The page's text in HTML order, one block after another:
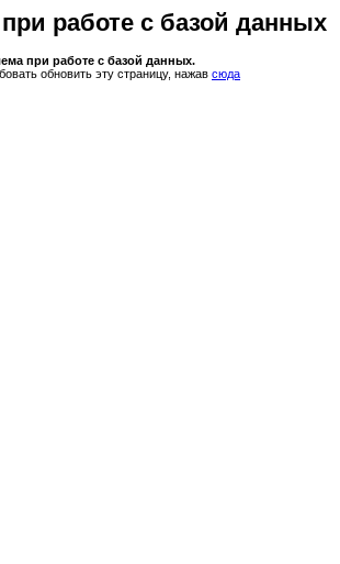
работе с базой данных
при работе с базой данных.
обновить эту страницу, нажав сюда